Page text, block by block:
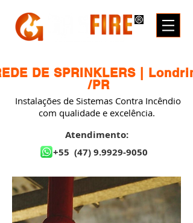
DE SPRINKLERS |
/PR
Instalações de Sistemas Contra Incêndio
com qualidade e excelência.
Atendimento:
+55 (47) 9.9929-9050